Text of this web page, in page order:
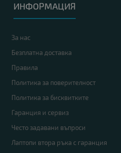
ИНФОРМАЦИЯ
За нас
Безплатна доставка
Правила
Политика за поверителност
Политика за бисквитките
Гаранция и сервиз
Често задавани въпроси
Лаптопи втора ръка с гаранция